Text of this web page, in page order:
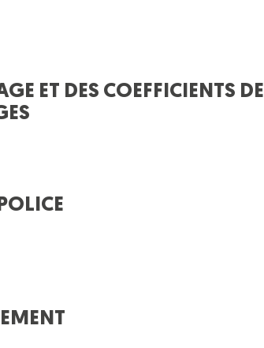
ET DES COEFFICIENTS DE